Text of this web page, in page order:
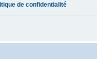
de confidentialité